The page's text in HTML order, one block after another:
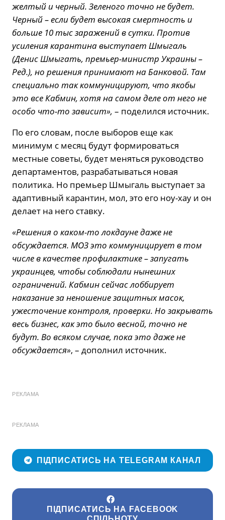
желтый и черный. Зеленого точно не будет.
Черный – если будет высокая смертность и
больше 10 тыс заражений в сутки. Против
усиления карантина выступает Шмыгаль
(Денис Шмыгать, премьер-министр Украины –
Ред.), но решения принимают на Банковой. Там
специально так коммуницируют, что якобы
это все Кабмин, хотя на самом деле от него не
особо что-то зависит», – поделился источник.
По его словам, после выборов еще как
минимум с месяц будут формироваться
местные советы, будет меняться руководство
департаментов, разрабатываться новая
политика. Но премьер Шмыгаль выступает за
адаптивный карантин, мол, это его ноу-хау и он
делает на него ставку.
«Решения о каком-то локдауне даже не
обсуждается. МОЗ это коммуницирует в том
числе в качестве профилактике – запугать
украинцев, чтобы соблюдали нынешних
ограничений. Кабмин сейчас лоббирует
наказание за неношение защитных масок,
ужесточение контроля, проверки. Но закрывать
весь бизнес, как это было весной, точно не
будут. Во всяком случае, пока это даже не
обсуждается», – дополнил источник.
РЕКЛАМА
РЕКЛАМА
ПІДПИСАТИСЬ НА TELEGRAM КАНАЛ
ПІДПИСАТИСЬ НА FACEBOOK